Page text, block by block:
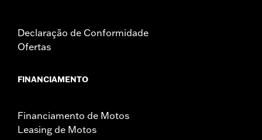
Declaração de Conformidade
Ofertas
FINANCIAMENTO
Financiamento de Motos
Leasing de Motos